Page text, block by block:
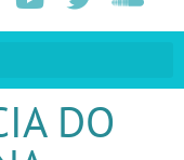
DO